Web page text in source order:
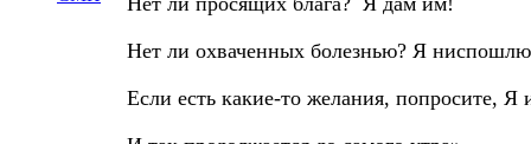
Нет ли охваченных болезнью? Я
Если есть какие-то желания, попросите, Я